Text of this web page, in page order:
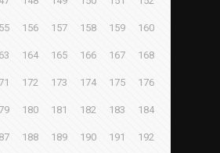
156 157 158 159 160
164 165 166 167 168
172 173 174 175 176
180 181 182 183 184
188 189 190 191 192